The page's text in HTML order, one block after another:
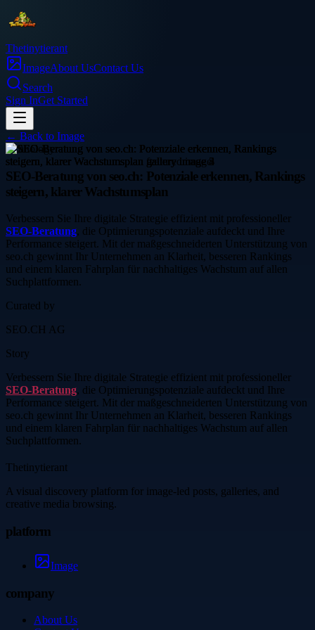
Thetinytierant
ImageAbout UsContact Us
Search
Sign InGet Started
← Back to Image
technology
SEO-Beratung von seo.ch: Potenziale erkennen, Rankings
steigern, klarer Wachstumsplan
Verbessern Sie Ihre digitale Strategie effizient mit professioneller
SEO-Beratung, die Optimierungspotenziale aufdeckt und Ihre
Performance steigert. Mit der maßgeschneiderten Unterstützung von
seo.ch gewinnt Ihr Unternehmen an Klarheit, besseren Rankings
und einem klaren Fahrplan für nachhaltiges Wachstum auf allen
Suchplattformen.
Curated by
SEO.CH AG
Story
Verbessern Sie Ihre digitale Strategie effizient mit professioneller
SEO-Beratung, die Optimierungspotenziale aufdeckt und Ihre
Performance steigert. Mit der maßgeschneiderten Unterstützung von
seo.ch gewinnt Ihr Unternehmen an Klarheit, besseren Rankings
und einem klaren Fahrplan für nachhaltiges Wachstum auf allen
Suchplattformen.
Thetinytierant
A visual discovery platform for image-led posts, galleries, and
creative media browsing.
platform
Image
company
About Us